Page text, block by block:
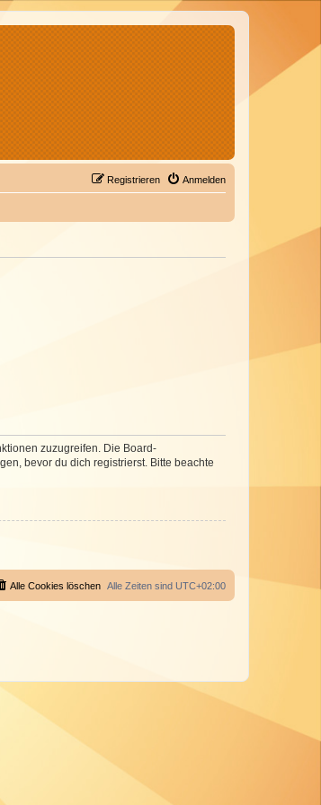
Anmelden
Registrieren
zuzugreifen. Die Board-
bevor du dich registrierst. Bitte beachte
Alle Zeiten sind UTC+02:00
Alle Cookies löschen